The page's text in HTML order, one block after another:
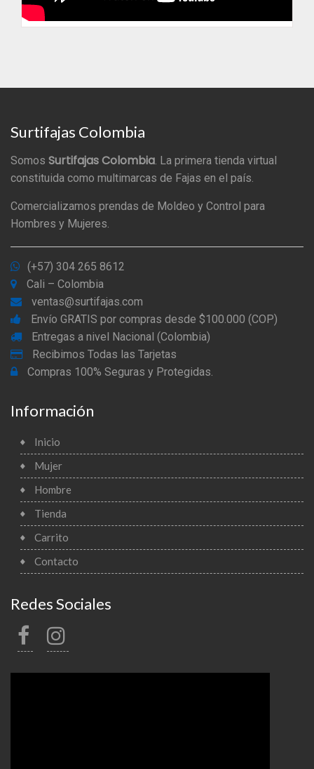
Surtifajas Colombia
Somos Surtifajas Colombia . La primera tienda virtual
constituida como multimarcas de Fajas en el país.
Comercializamos prendas de Moldeo y Control para
Hombres y Mujeres.
(+57) 304 265 8612
Cali – Colombia
ventas@surtifajas.com
Envío GRATIS por compras desde $100.000 (COP)
Entregas a nivel Nacional (Colombia)
Recibimos Todas las Tarjetas
Compras 100% Seguras y Protegidas.
Información
Inicio
Mujer
Hombre
Tienda
Carrito
Contacto
Redes Sociales